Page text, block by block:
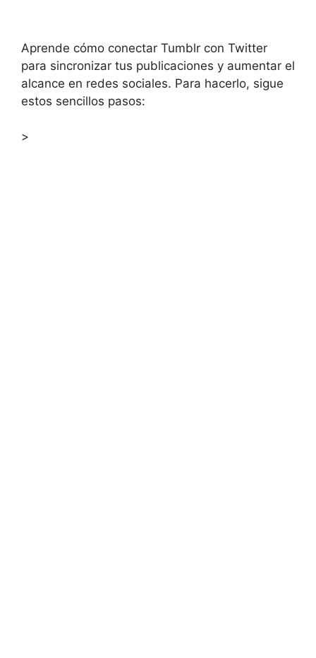
Aprende cómo conectar Tumblr con Twitter
para sincronizar tus publicaciones y aumentar el
alcance en redes sociales. Para hacerlo, sigue
estos sencillos pasos:
>